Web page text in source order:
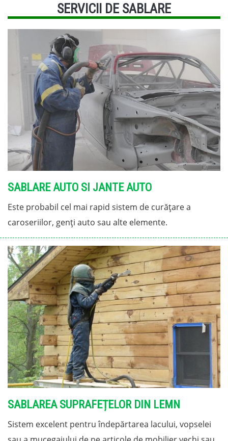
SERVICII DE SABLARE
SABLARE AUTO SI JANTE AUTO
Este probabil cel mai rapid sistem de curățare a
caroseriilor, genți auto sau alte elemente.
SABLAREA SUPRAFEȚELOR DIN LEMN
Sistem excelent pentru îndepărtarea lacului, vopselei